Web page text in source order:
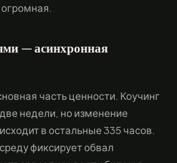
— асинхронная
часть ценности. Коучинг
недели, но изменение
в остальные 335 часов.
фиксирует обвал